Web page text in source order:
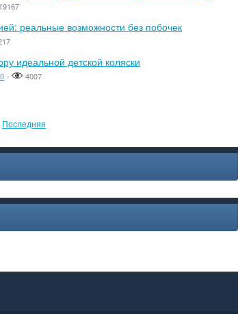
19167
реальные возможности без побочек
идеальной детской коляски
0 - 4007
Последняя